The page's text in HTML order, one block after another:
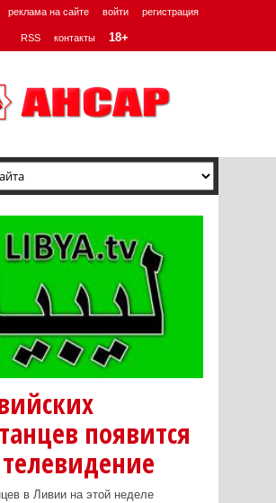
реклама на сайте войти регистрация
RSS контакты 18+
появится
в Ливии на этой неделе